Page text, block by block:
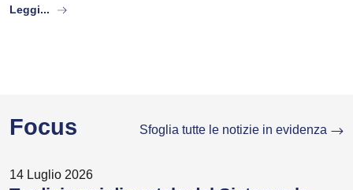
Leggi... about
Focus Sfoglia tutte le notizie in evidenza
14 Luglio 2026